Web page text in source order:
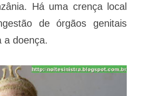
Há uma crença local
de órgãos genitais
a doença.